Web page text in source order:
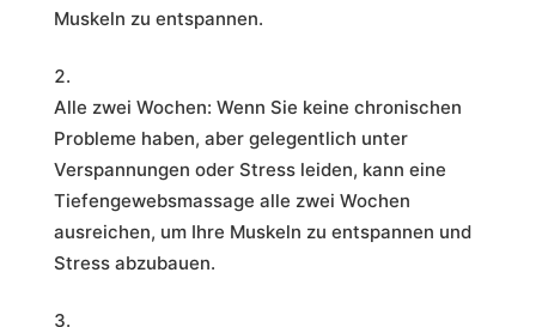
Muskeln zu entspannen.
Alle zwei Wochen: Wenn Sie keine chronischen
Probleme haben, aber gelegentlich unter
Verspannungen oder Stress leiden, kann eine
Tiefengewebsmassage alle zwei Wochen
ausreichen, um Ihre Muskeln zu entspannen und
Stress abzubauen.